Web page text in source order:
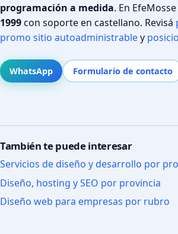
programación a medida. En
1999con soporte en castellano. Revisá
promo sitio autoadministrabley
WhatsApp Formulario de contacto
También te puede interesar
Servicios de diseño y desarrollo por
Diseño, hosting y SEO por provincia
Diseño web para empresas por rubro